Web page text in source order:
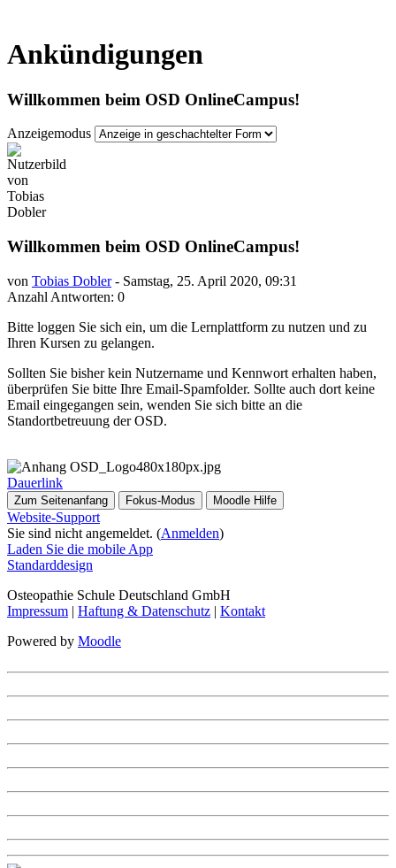
Ankündigungen
Willkommen beim OSD OnlineCampus!
Anzeigemodus
Willkommen beim OSD OnlineCampus!
von Tobias Dobler- Samstag, 25. April 2020, 09:31
Anzahl Antworten: 0
Bitte loggen Sie sich ein, um die Lernplattform zu nutzen und zu
Ihren Kursen zu gelangen.
Sollten Sie bisher kein Nutzername und Kennwort erhalten haben,
überprüfen Sie bitte Ihre Email-Spamfolder. Sollte auch dort keine
Email eingegangen sein, wenden Sie sich bitte an die
Standortbetreuung der OSD.
Dauerlink
Zum Seitenanfang Fokus-Modus Moodle Hilfe
Website-Support
Sie sind nicht angemeldet. (Anmelden)
Laden Sie die mobile App
Standarddesign
Osteopathie Schule Deutschland GmbH
Impressum | Haftung & Datenschutz | Kontakt
Powered by Moodle